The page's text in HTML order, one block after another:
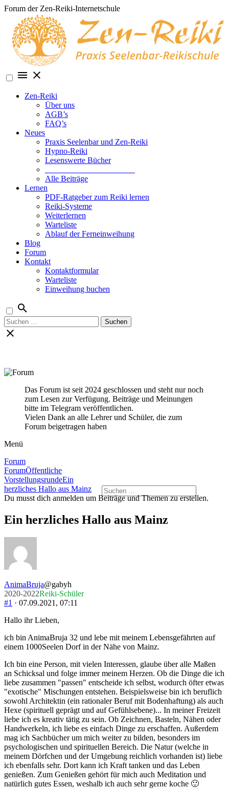
Skip
content
Forum der Zen-Reiki-Internetschule
Zen-Reiki
Über uns
AGB’s
FAQ’s
Neues
Praxis Seelenbar und Zen-Reiki
Hypno-Reiki
Lesenswerte Bücher
Alle Beiträge
Lernen
PDF-Ratgeber zum Reiki lernen
Reiki-Systeme
Weiterlernen
Warteliste
Ablauf der Ferneinweihung
Blog
Forum
Kontakt
Kontaktformular
Warteliste
Einweihung buchen
Suchen
nach:
Das Forum ist seit 2024 geschlossen und steht nur noch
zum Lesen zur Verfügung. Beiträge und Meinungen
bitte im Telegram veröffentlichen.
Vielen Dank an alle Lehrer und Schüler, die zum
Forum beigetragen haben
Menü
Forum-
Navigation
Forum
Forum-
Breadcrumbs
-
Du
hier:
ForumÖffentliche
VorstellungsrundeEin
herzliches Hallo aus Mainz
Du musst dich anmelden um Beiträge und Themen zu erstellen.
Ein herzliches Hallo aus Mainz
AnimaBruja@gabyh
2020-2022Reiki-Schüler
#1 · 07.09.2021, 07:11
Hallo ihr Lieben,
ich bin AnimaBruja 32 und lebe mit meinem Lebensgefährten auf
einem 1000Seelen Dorf in der Nähe von Mainz.
Ich bin eine Person, mit vielen Interessen, glaube über alle Maßen
an Schicksal und folge immer meinem Herzen. Ob die Dinge die ich
liebe zusammen "passen" entscheide ich selbst, wodurch öfter etwas
"exotische" Mischungen entstehen. Beispielsweise bin ich beruflich
sowohl Architektin (ein rationaler Beruf mit Bodenhaftung) als auch
Hexe (spirituell geprägt und auf Gefühlsebene)... In meiner Freizeit
liebe ich es kreativ tätig zu sein. Ob Zeichnen, Basteln, Nähen oder
Handwerkeln, ich liebe es einfach Dinge zu erschaffen. Außerdem
mag ich Sachbücher um mich weiter zu bilden, besonders im
psychologischen und spirituellen Bereich. Die Natur (welche in
meinem Dörfchen und der Umgebung reichlich vorhanden ist) liebe
ich ebenfalls sehr. Dort kann ich Kraft tanken und das Leben
genießen. Zum Genießen gehört für mich auch Meditation und
natürlich gutes Essen, weshalb ich auch sehr gerne koche 🙂